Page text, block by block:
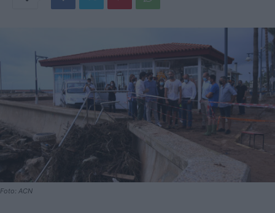
Foto: ACN